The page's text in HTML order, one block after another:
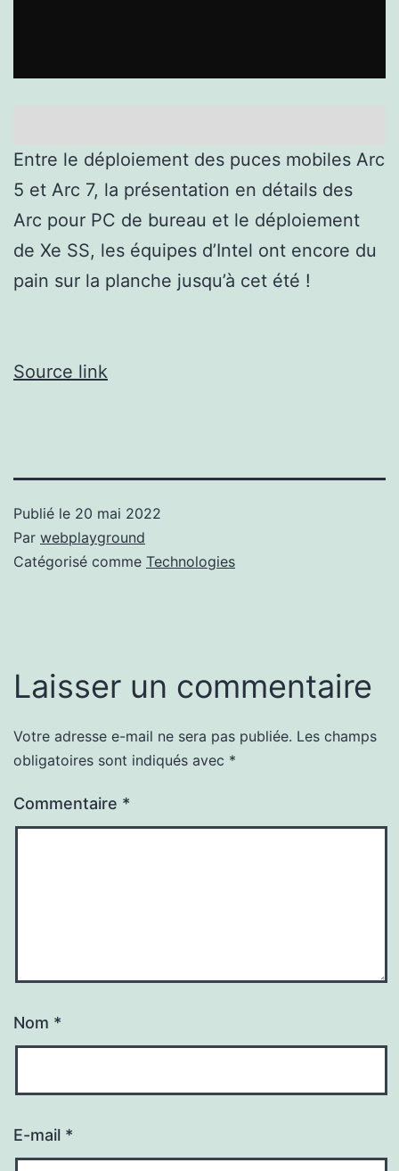
Entre le déploiement des puces mobiles Arc
5 et Arc 7, la présentation en détails des
Arc pour PC de bureau et le déploiement
de Xe SS, les équipes d’Intel ont encore du
pain sur la planche jusqu’à cet été !
Source link
Publié le 20 mai 2022
Par webplayground
Catégorisé comme Technologies
Laisser un commentaire
Votre adresse e-mail ne sera pas publiée. Les champs
obligatoires sont indiqués avec *
Commentaire *
Nom *
E-mail *